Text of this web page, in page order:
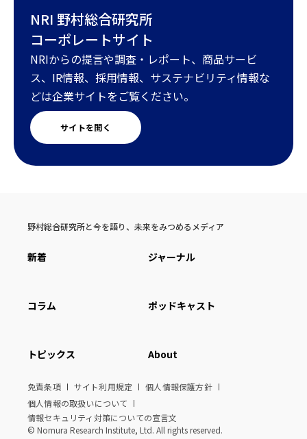
NRI 野村総合研究所
コーポレートサイト
NRIからの提言や調査・レポート、商品サービ
ス、IR情報、採用情報、サステナビリティ情報な
どは企業サイトをご覧ください。
サイトを開く
野村総合研究所と今を語り、未来をみつめるメディア
新着 ジャーナル
コラム ポッドキャスト
トピックス About
免責条項 サイト利用規定
個人情報保護方針
個人情報の取扱いについて
情報セキュリティ対策についての宣言文
© Nomura Research Institute, Ltd. All rights reserved.